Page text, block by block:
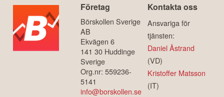
Företag
Börskollen Sverige
AB
Ekvägen 6
141 30 Huddinge
Sverige
Org.nr: 559236-
5141
info@borskollen.se
Kontakta oss
Ansvariga för
tjänsten:
Daniel Åstrand
(VD)
Kristoffer Matsson
(IT)